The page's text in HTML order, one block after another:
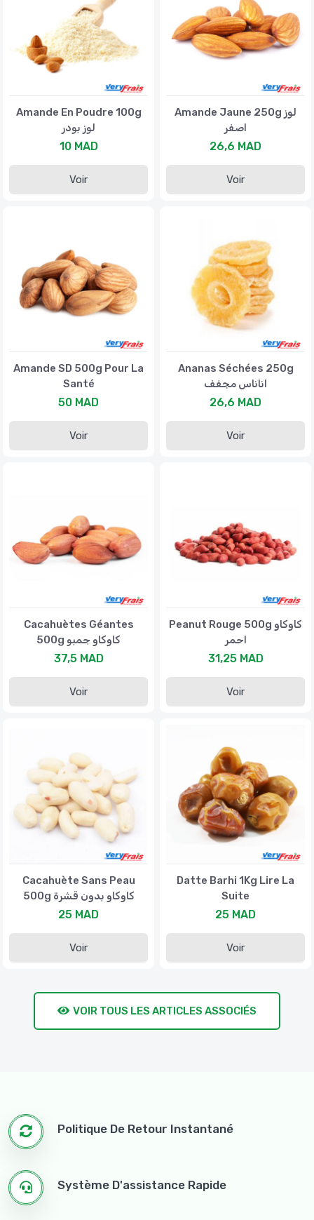
Amande En Poudre 100g
لوز بودر
10 MAD
Voir
Amande Jaune 250g لوز
اصفر
26,6 MAD
Voir
Amande SD 500g Pour La
Santé
50 MAD
Voir
Ananas Séchées 250g
اناناس مجفف
26,6 MAD
Voir
Cacahuètes Géantes
500g كاوكاو جمبو
37,5 MAD
Voir
Peanut Rouge 500g كاوكاو
احمر
31,25 MAD
Voir
Cacahuète Sans Peau
500g كاوكاو بدون قشرة
25 MAD
Voir
Datte Barhi 1Kg Lire La
Suite
25 MAD
Voir
VOIR TOUS LES ARTICLES ASSOCIÉS
Politique De Retour Instantané
Système D'assistance Rapide